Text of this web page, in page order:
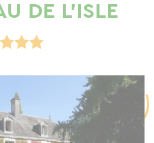
DE L'ISLE